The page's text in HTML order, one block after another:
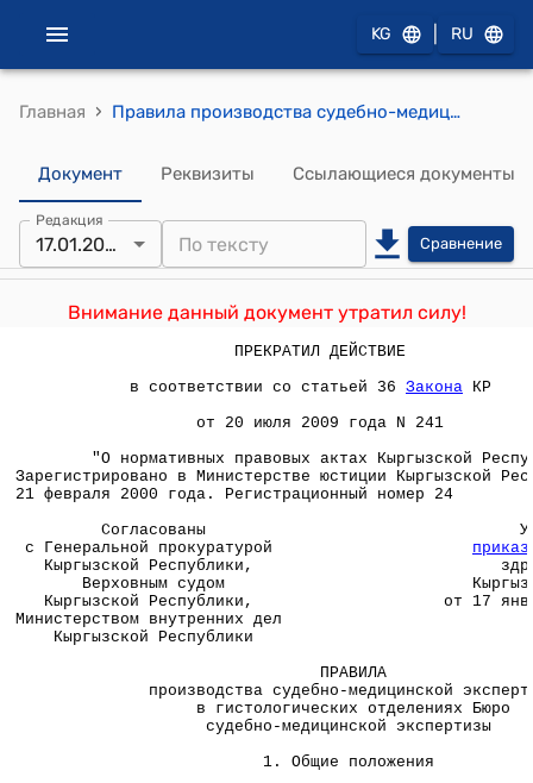
KG RU
Главная › Правила производства судебно-медицинской экспертизы в гистологических отделениях Бюро судебно-медицинской экспертизы" (Утверждены приказом Министерства здравоохранения Кыргызской Республики от 17 января 2000 года №5)
Документ Реквизиты Ссылающиеся документы
Редакция
17.01.2000 Сравнение
Внимание данный документ утратил силу!